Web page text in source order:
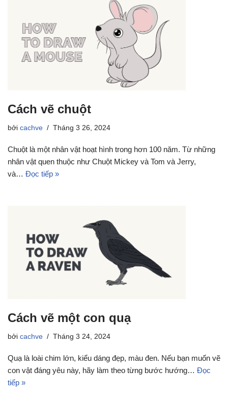
Cách vẽ chuột
bởi cachve Tháng 3 26, 2024
Chuột là một nhân vật hoạt hình trong hơn 100 năm. Từ những
nhân vật quen thuộc như Chuột Mickey và Tom và Jerry,
và… Đọc tiếp »
Cách vẽ một con quạ
bởi cachve Tháng 3 24, 2024
Quạ là loài chim lớn, kiểu dáng đẹp, màu đen. Nếu bạn muốn vẽ
con vật đáng yêu này, hãy làm theo từng bước hướng… Đọc
tiếp »